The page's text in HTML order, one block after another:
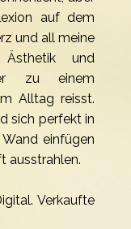
auf dem
und all meine
Ästhetik und
zu einem
Alltag reisst.
sich perfekt in
einfügen
ausstrahlen.
Verkaufte